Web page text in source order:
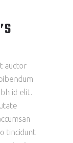
auctor
id elit.
tincidunt